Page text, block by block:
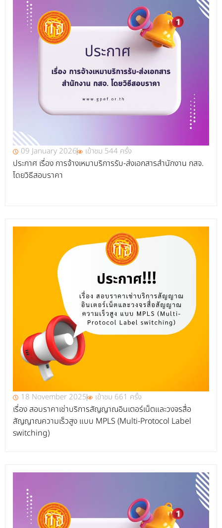
09 January 2026 เข้าชม 544 ครั้ง
ประกาศ เรื่อง การจ้างเหมาบริการรับ-ส่งเอกสารสำนักงาน กสจ.
โดยวิธีสอบราคา
18 November 2025 เข้าชม 661 ครั้ง
เรื่อง สอบราคาเช่าบริการสัญญาณอินเตอร์เน็ตและวงจรสื่อ
สัญญาณความเร็วสูง แบบ MPLS (Multi-Protocol Label
switching)